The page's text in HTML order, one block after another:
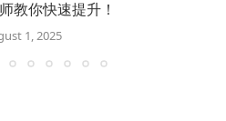
教你快速提升！
1, 2025